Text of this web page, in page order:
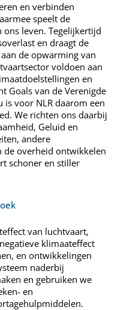
en verbinden
speelt de
leven. Tegelijkertijd
en draagt de
de opwarming van
voldoen aan
en
Goals van de Verenigde
is voor NLR daarom een
We richten ons daarbij
Geluid en
andere
de overheid ontwikkelen
schoner en stiller
van luchtvaart,
klimaateffect
en ontwikkelingen
naderbij
en gebruiken we
en